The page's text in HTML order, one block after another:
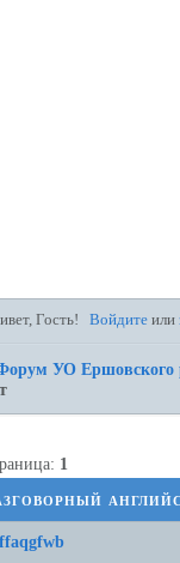
Гость! Войдите или
УО Ершовского
1